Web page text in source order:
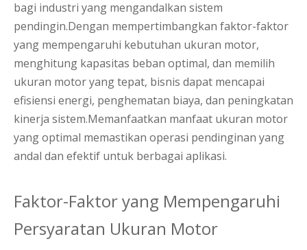
bagi industri yang mengandalkan sistem
pendingin.Dengan mempertimbangkan faktor-faktor
yang mempengaruhi kebutuhan ukuran motor,
menghitung kapasitas beban optimal, dan memilih
ukuran motor yang tepat, bisnis dapat mencapai
efisiensi energi, penghematan biaya, dan peningkatan
kinerja sistem.Memanfaatkan manfaat ukuran motor
yang optimal memastikan operasi pendinginan yang
andal dan efektif untuk berbagai aplikasi.
Faktor-Faktor yang Mempengaruhi
Persyaratan Ukuran Motor